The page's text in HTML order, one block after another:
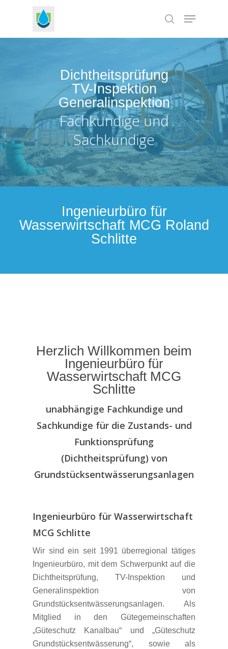
search
Menu
Dichtheitsprüfung
TV-Inspektion
Generalinspektion
Fachkundige und
Sachkundige
Ingenieurbüro für
Wasserwirtschaft MCG Roland
Schlitte
Herzlich Willkommen beim
Ingenieurbüro für
Wasserwirtschaft MCG
Schlitte
unabhängige Fachkundige und
Sachkundige für die Zustands- und
Funktionsprüfung
(Dichtheitsprüfung) von
Grundstücksentwässerungsanlagen
Ingenieurbüro für Wasserwirtschaft
MCG Schlitte
Wir sind ein seit 1991 überregional tätiges
Ingenieurbüro, mit dem Schwerpunkt auf die
Dichtheitsprüfung, TV-Inspektion und
Generalinspektion von
Grundstücksentwässerungsanlagen. Als
Mitglied in den Gütegemeinschaften
„Güteschutz Kanalbau“ und „Güteschutz
Grundstücksentwässerung“, sowie als
Menu